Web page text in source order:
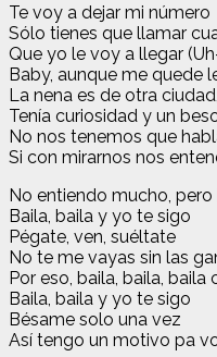
Te voy a dejar mi número
Sólo tienes que llamar
Que yo le voy a llegar
Baby, aunque me quede
La nena es de otra
Tenía curiosidad y un
No nos tenemos que
Si con mirarnos nos
No entiendo mucho,
Baila, baila y yo te sigo
Pégate, ven, suéltate
No te me vayas sin las
Por eso, baila, baila, baila
Baila, baila y yo te sigo
Bésame solo una vez
Así tengo un motivo pa